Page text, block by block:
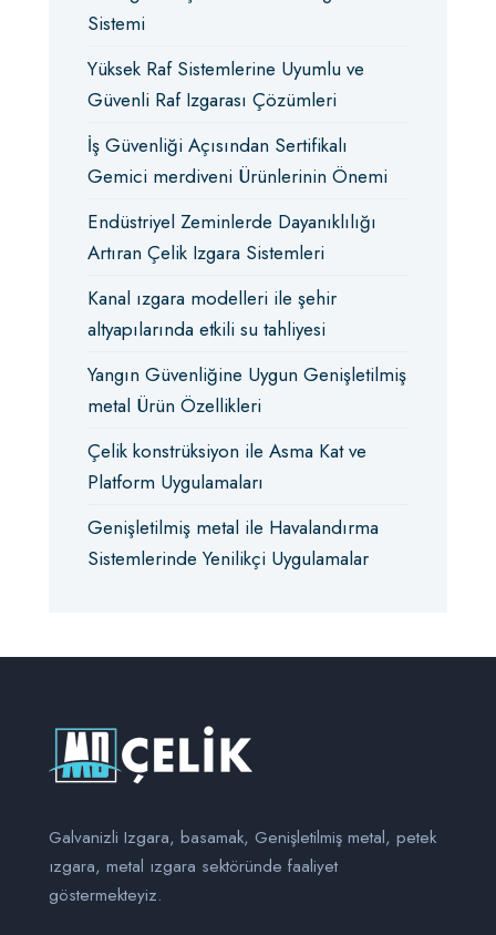
Sistemi
Yüksek Raf Sistemlerine Uyumlu ve
Güvenli Raf Izgarası Çözümleri
İş Güvenliği Açısından Sertifikalı
Gemici merdiveni Ürünlerinin Önemi
Endüstriyel Zeminlerde Dayanıklılığı
Artıran Çelik Izgara Sistemleri
Kanal ızgara modelleri ile şehir
altyapılarında etkili su tahliyesi
Yangın Güvenliğine Uygun Genişletilmiş
metal Ürün Özellikleri
Çelik konstrüksiyon ile Asma Kat ve
Platform Uygulamaları
Genişletilmiş metal ile Havalandırma
Sistemlerinde Yenilikçi Uygulamalar
Galvanizli Izgara, basamak, Genişletilmiş metal, petek
ızgara, metal ızgara sektöründe faaliyet
göstermekteyiz.